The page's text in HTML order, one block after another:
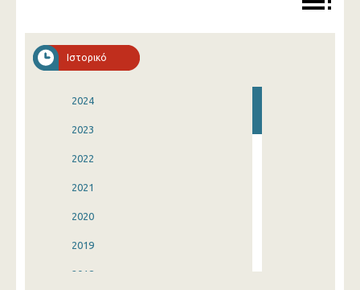
Ιστορικό
2024
2023
2022
2021
2020
2019
2018